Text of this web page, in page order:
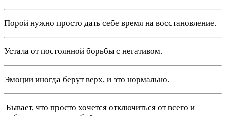
Порой нужно просто дать себе время на восстановление.
Устала от постоянной борьбы с негативом.
Эмоции иногда берут верх, и это нормально.
️ Бывает, что просто хочется отключиться от всего и